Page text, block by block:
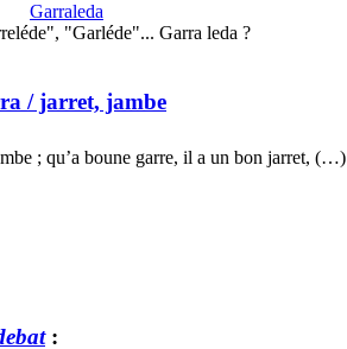
Garraleda
"Garléde"... Garra leda ?
/ jarret, jambe
; qu’a boune garre, il a un bon jarret, (…)
: